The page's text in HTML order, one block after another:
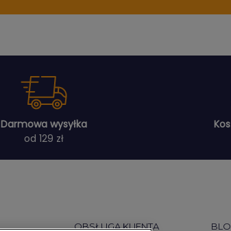
Darmowa wysyłka
od 129 zł
OBSŁUGA KLIENTA